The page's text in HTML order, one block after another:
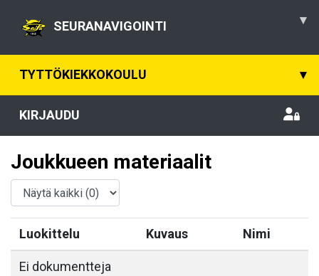
SEURANAVIGOINTI ▾
TYTTÖKIEKKOKOULU ▾
KIRJAUDU
Joukkueen materiaalit
Luokittelu Kuvaus Nimi
Ei dokumentteja